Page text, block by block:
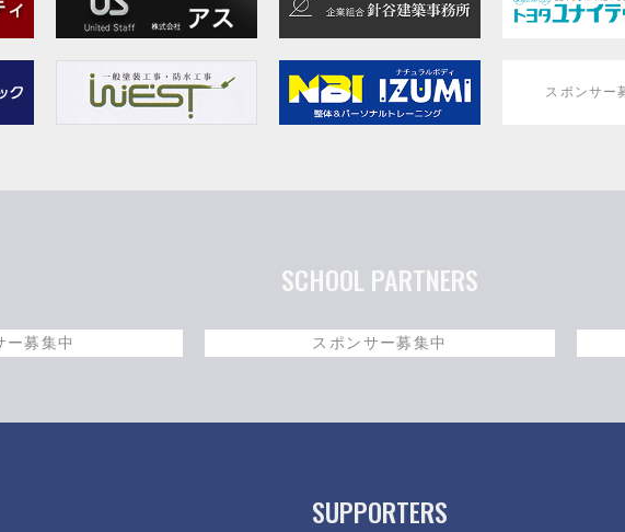
スポンサー
SCHOOL PARTNERS
ー募集中 スポンサー募集中
SUPPORTERS